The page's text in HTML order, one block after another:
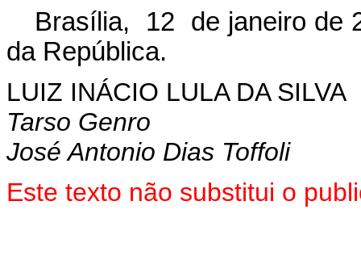
Brasília, 12 de janeiro de
da República.
LUIZ INÁCIO LULA DA SILVA
Tarso Genro
José Antonio Dias Toffoli
Este texto não substitui o